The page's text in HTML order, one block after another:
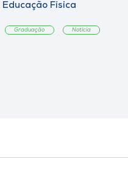
Educação Física
Graduação Notícia